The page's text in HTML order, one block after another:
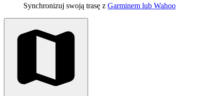
Synchronizuj swoją trasę z Garminem lub Wahoo